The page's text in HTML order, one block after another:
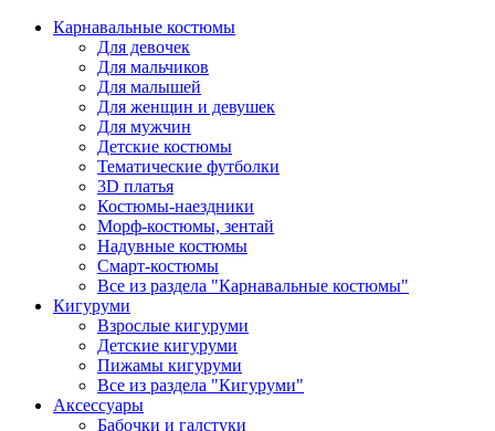
Карнавальные костюмы
Для девочек
Для мальчиков
Для малышей
Для женщин и девушек
Для мужчин
Детские костюмы
Тематические футболки
3D платья
Костюмы-наездники
Морф-костюмы, зентай
Надувные костюмы
Смарт-костюмы
Все из раздела "Карнавальные костюмы"
Кигуруми
Взрослые кигуруми
Детские кигуруми
Пижамы кигуруми
Все из раздела "Кигуруми"
Аксессуары
Бабочки и галстуки